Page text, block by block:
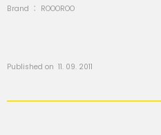
Brand ： ROOOROO
Published on 11. 09. 2011